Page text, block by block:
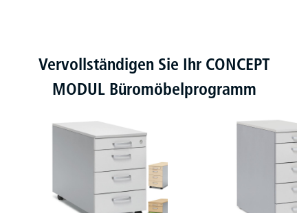
Productgalerij overslaan
Vervollständigen Sie Ihr CONCEPT
MODUL Büromöbelprogramm